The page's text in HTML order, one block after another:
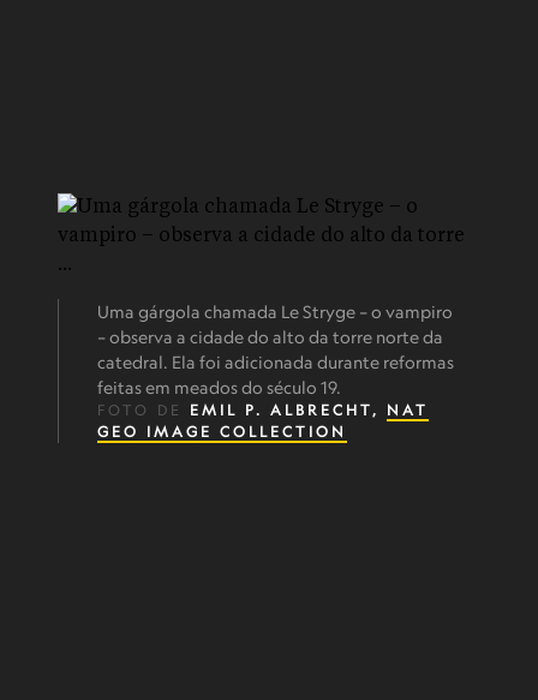
Uma gárgola chamada Le Stryge – o vampiro
– observa a cidade do alto da torre norte da
catedral. Ela foi adicionada durante reformas
feitas em meados do século 19.
FOTO DE EMIL P. ALBRECHT, NAT
GEO IMAGE COLLECTION